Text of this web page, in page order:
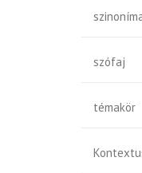
szófaj
témakör